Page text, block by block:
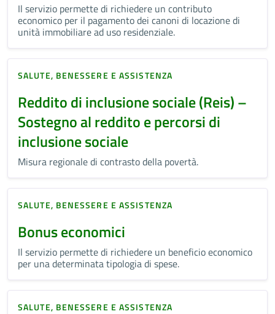
Il servizio permette di richiedere un contributo
economico per il pagamento dei canoni di locazione di
unità immobiliare ad uso residenziale.
SALUTE, BENESSERE E ASSISTENZA
Reddito di inclusione sociale (Reis) –
Sostegno al reddito e percorsi di
inclusione sociale
Misura regionale di contrasto della povertà.
SALUTE, BENESSERE E ASSISTENZA
Bonus economici
Il servizio permette di richiedere un beneficio economico
per una determinata tipologia di spese.
SALUTE, BENESSERE E ASSISTENZA